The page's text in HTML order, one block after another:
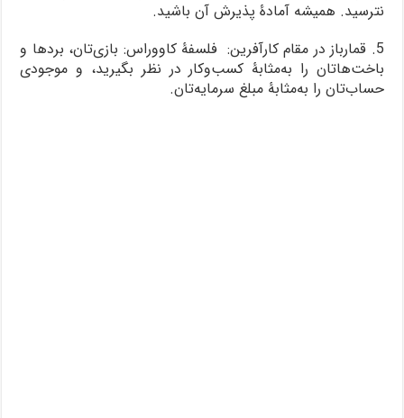
نترسید. همیشه آمادۀ پذیرش آن باشید.
5. قمارباز در مقام کارآفرین: فلسفۀ کاووراس: بازی‌تان، بردها و
باخت‌هاتان را به‌مثابۀ کسب‌وکار در نظر بگیرید، و موجودی
حساب‌تان را به‌مثابۀ مبلغ سرمایه‌تان.